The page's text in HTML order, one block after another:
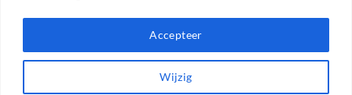
Wijzig
Accepteer